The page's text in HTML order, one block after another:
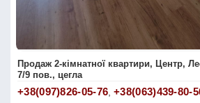
Продаж 2-кімнатної квартири, Центр,
7/9 пов., цегла
+38(097)826-05-76 ,+38(063)439-80-